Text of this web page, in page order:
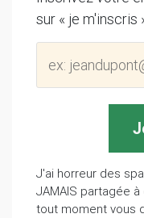
sur « je m'inscris
J'ai horreur des
JAMAIS partagée
tout moment vous